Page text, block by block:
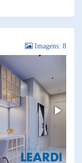
Imagens: 8